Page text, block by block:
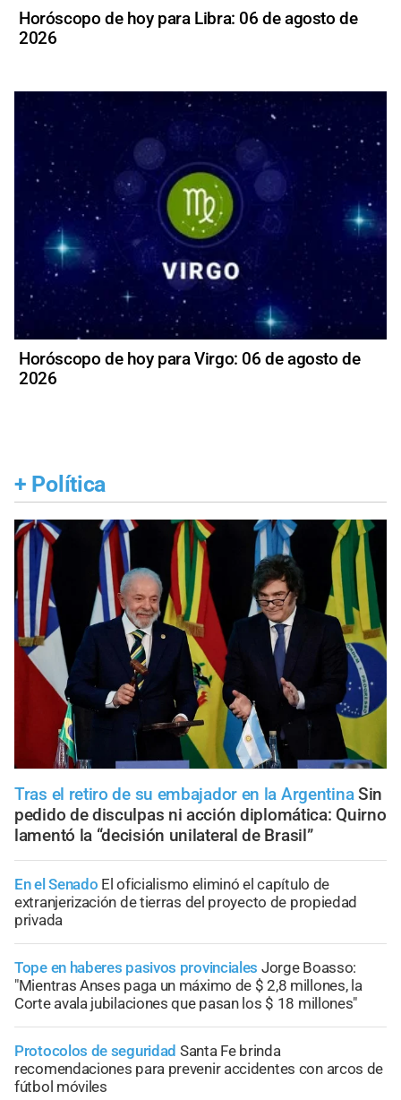
Horóscopo de hoy para Libra: 06 de agosto de
2026
Horóscopo de hoy para Virgo: 06 de agosto de
2026
+ Política
Tras el retiro de su embajador en la Argentina Sin
pedido de disculpas ni acción diplomática: Quirno
lamentó la “decisión unilateral de Brasil”
En el Senado El oficialismo eliminó el capítulo de
extranjerización de tierras del proyecto de propiedad
privada
Tope en haberes pasivos provinciales Jorge Boasso:
"Mientras Anses paga un máximo de $ 2,8 millones, la
Corte avala jubilaciones que pasan los $ 18 millones"
Protocolos de seguridad Santa Fe brinda
recomendaciones para prevenir accidentes con arcos de
fútbol móviles